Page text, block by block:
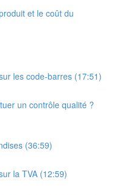
et le coût du
les code-barres (17:51)
un contrôle qualité ?
(36:59)
la TVA (12:59)